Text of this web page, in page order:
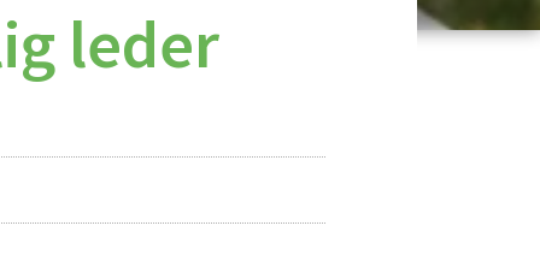
leder